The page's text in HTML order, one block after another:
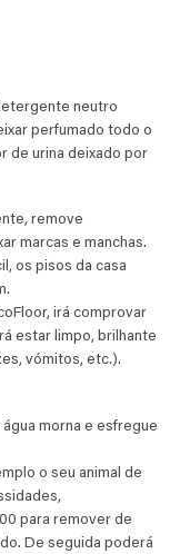
neutro
perfumado todo o
de urina deixado por
remove
marcas e manchas.
os pisos da casa
irá comprovar
estar limpo, brilhante
vómitos, etc.).
morna e esfregue
o seu animal de
para remover de
De seguida poderá